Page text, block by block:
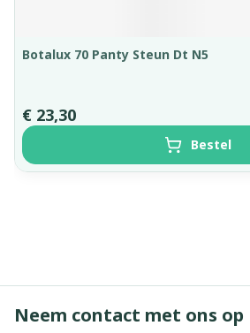
Botalux 70 Panty Steun Dt N5
€ 23,30
Bestel
Neem contact met ons op